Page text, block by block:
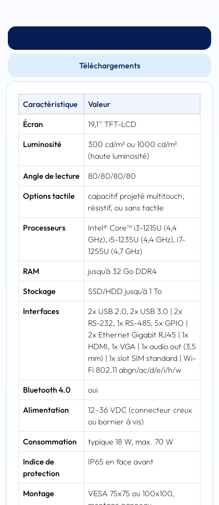
Téléchargements
Caractéristique Valeur
Écran 19,1’’ TFT-LCD
Luminosité
300 cd/m² ou 1000 cd/m²
(haute luminosité)
Angle de lecture 80/80/80/80
Options tactile
capacitif projeté multitouch,
résistif, ou sans tactile
Processeurs
Intel® Core™ i3-1215U (4,4
GHz), i5-1235U (4,4 GHz), i7-
1255U (4,7 GHz)
RAM jusqu’à 32 Go DDR4
Stockage SSD/HDD jusqu’à 1 To
Interfaces
2x USB 2.0, 2x USB 3.0 | 2x
RS-232, 1x RS-485, 5x GPIO |
2x Ethernet Gigabit RJ45 | 1x
HDMI, 1x VGA | 1x audio out (3,5
mm) | 1x slot SIM standard | Wi-
Fi 802.11 abgn/ac/d/e/i/h/w
Bluetooth 4.0 oui
Alimentation
12–36 VDC (connecteur creux
ou bornier à vis)
Consommation typique 18 W, max. 70 W
Indice de
protection
IP65 en face avant
Montage
VESA 75x75 ou 100x100,